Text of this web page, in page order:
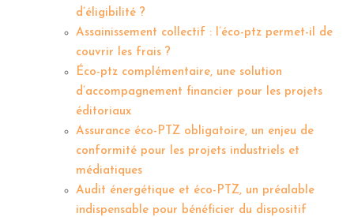
d’éligibilité ?
Assainissement collectif : l’éco-ptz permet-il de
couvrir les frais ?
Éco-ptz complémentaire, une solution
d’accompagnement financier pour les projets
éditoriaux
Assurance éco-PTZ obligatoire, un enjeu de
conformité pour les projets industriels et
médiatiques
Audit énergétique et éco-PTZ, un préalable
indispensable pour bénéficier du dispositif